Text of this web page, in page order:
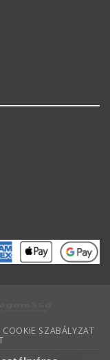
COOKIE SZABÁLYZAT